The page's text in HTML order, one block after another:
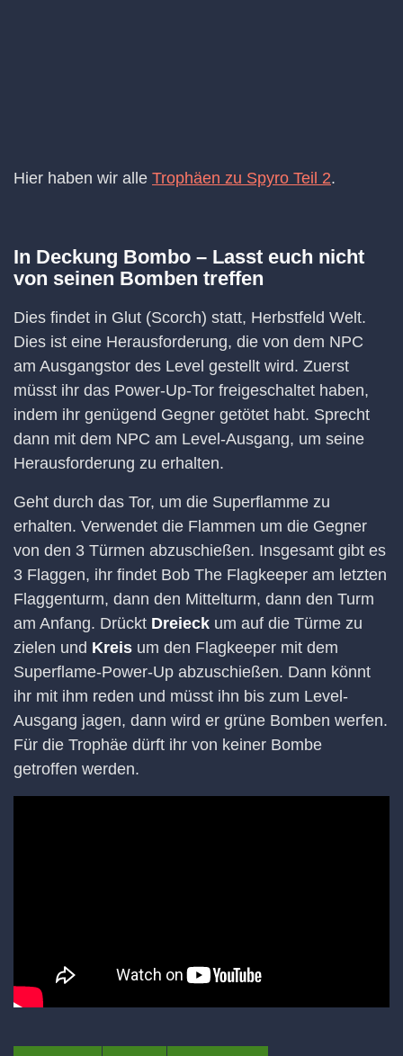
Hier haben wir alle Trophäen zu Spyro Teil 2.
In Deckung Bombo – Lasst euch nicht
von seinen Bomben treffen
Dies findet in Glut (Scorch) statt, Herbstfeld Welt.
Dies ist eine Herausforderung, die von dem NPC
am Ausgangstor des Level gestellt wird. Zuerst
müsst ihr das Power-Up-Tor freigeschaltet haben,
indem ihr genügend Gegner getötet habt. Sprecht
dann mit dem NPC am Level-Ausgang, um seine
Herausforderung zu erhalten.
Geht durch das Tor, um die Superflamme zu
erhalten. Verwendet die Flammen um die Gegner
von den 3 Türmen abzuschießen. Insgesamt gibt es
3 Flaggen, ihr findet Bob The Flagkeeper am letzten
Flaggenturm, dann den Mittelturm, dann den Turm
am Anfang. Drückt Dreieck um auf die Türme zu
zielen und Kreis um den Flagkeeper mit dem
Superflame-Power-Up abzuschießen. Dann könnt
ihr mit ihm reden und müsst ihn bis zum Level-
Ausgang jagen, dann wird er grüne Bomben werfen.
Für die Trophäe dürft ihr von keiner Bombe
getroffen werden.